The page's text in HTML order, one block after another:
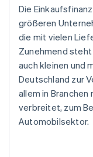
Die
größeren
die mit vielen
Zunehmend
auch kleinen und
Deutschland zur
allem in
verbreitet, zum
Automobilsektor.